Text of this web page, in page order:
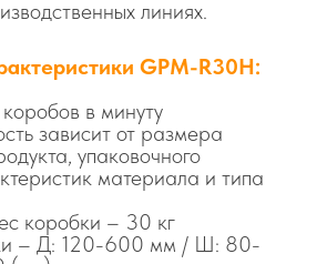
линиях.
GPM-R30H:
в минуту
зависит от размера
упаковочного
материала и типа
коробки – 30 кг
– Д: 120-600 мм / Ш: 80-